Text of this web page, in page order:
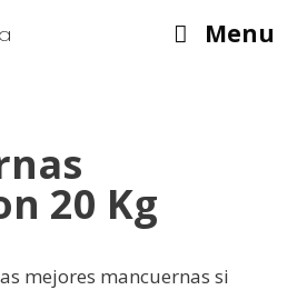
Menu
20 Kg
mejores mancuernas si